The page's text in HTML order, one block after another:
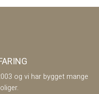
og vi har bygget mange